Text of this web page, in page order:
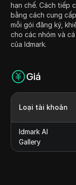
hạn chế. Cách tiếp
bằng cách cung
mỗi gói đăng ký,
cho các nhóm và
của Idmark.
Giá
Loại tài khoản
Idmark AI
Gallery